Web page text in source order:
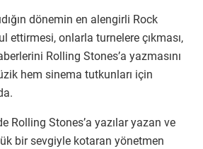
dönemin en alengirli Rock
ettirmesi, onlarla turnelere çıkması,
Rolling Stones’a yazmasını
hem sinema tutkunları için
Rolling Stones’a yazılar yazan ve
bir sevgiyle kotaran yönetmen